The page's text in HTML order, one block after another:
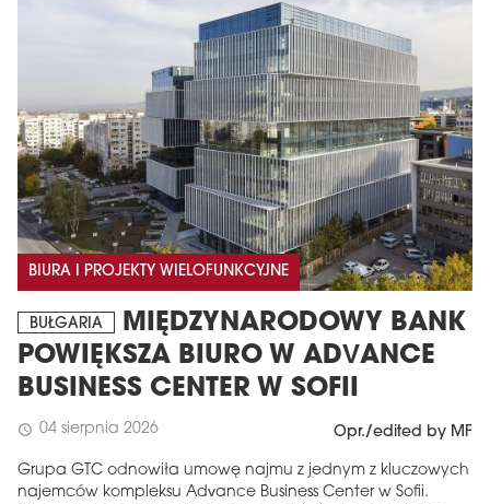
BIURA I PROJEKTY WIELOFUNKCYJNE
BUŁGARIA
MIĘDZYNARODOWY BANK
POWIĘKSZA BIURO W ADVANCE
BUSINESS CENTER W SOFII
schedule 04 sierpnia 2026 Opr./edited by MF
Grupa GTC odnowiła umowę najmu z jednym z kluczowych
najemców kompleksu Advance Business Center w Sofii.